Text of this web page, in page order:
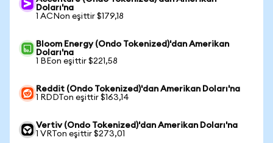
Doları'na
1 ACNon eşittir $179,18
Bloom Energy (Ondo Tokenized)'dan Amerikan
Doları'na
1 BEon eşittir $221,58
Reddit (Ondo Tokenized)'dan Amerikan Doları'na
1 RDDTon eşittir $163,14
Vertiv (Ondo Tokenized)'dan Amerikan Doları'na
1 VRTon eşittir $273,01